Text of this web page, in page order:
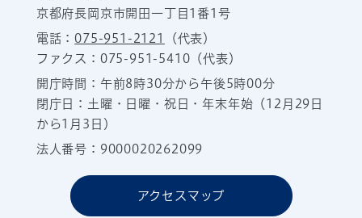
京都府長岡京市開田一丁目1番1号
電話：075-951-2121
（代表）
ファクス：075-951-5410（代表）
開庁時間：午前8時30分から午後5時00分
閉庁日：土曜・日曜・祝日・年末年始（12月29日
から1月3日）
法人番号：9000020262099
アクセスマップ